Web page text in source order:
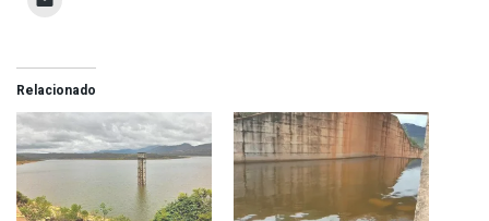
Relacionado